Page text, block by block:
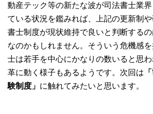
動産テック等の新たな波が司法書士業
ている状況を鑑みれば、上記の更新制
書士制度が現状維持で良いと判断する
なのかもしれません。そういう危機感
士は若手を中心にかなりの数いると思
革に動く様子もあるようです。次回は
験制度」 に触れてみたいと思います。